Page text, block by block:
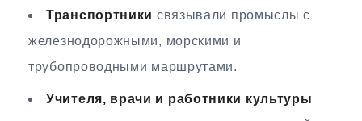
Транспортники связывали промыслы с
железнодорожными, морскими и
трубопроводными маршрутами.
Учителя, врачи и работники культуры